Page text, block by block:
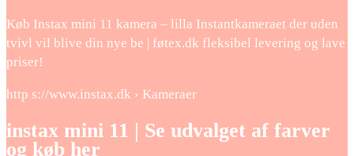
Køb Instax mini 11 kamera – lilla Instantkameraet der uden
tvivl vil blive din nye be | føtex.dk fleksibel levering og lave
priser!
http s://www.instax.dk › Kameraer
instax mini 11 | Se udvalget af farver
og køb her